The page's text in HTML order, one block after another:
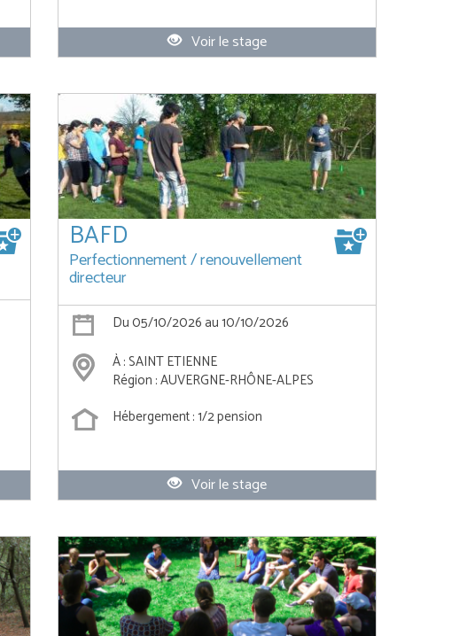
Voir le stage
BAFD
Perfectionnement / renouvellement
directeur
Du 05/10/2026 au 10/10/2026
À : SAINT ETIENNE
Région : AUVERGNE-RHÔNE-ALPES
Hébergement : 1/2 pension
Voir le stage